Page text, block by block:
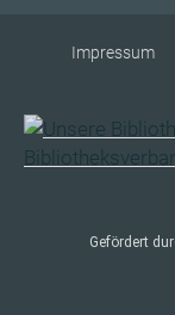
Impressum
Gefördert